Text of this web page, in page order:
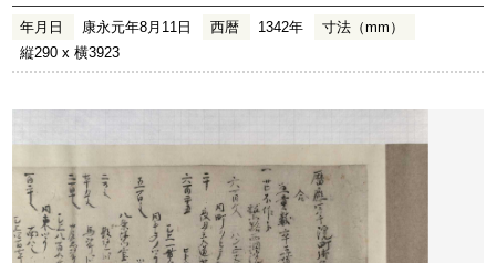
年月日 康永元年8月11日 西暦 1342年
寸法（mm）
縦290 x 横3923